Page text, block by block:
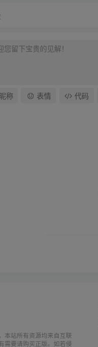
昵称 表情 代码
本站所有资源均来自互联
需要请购买正版。如若侵